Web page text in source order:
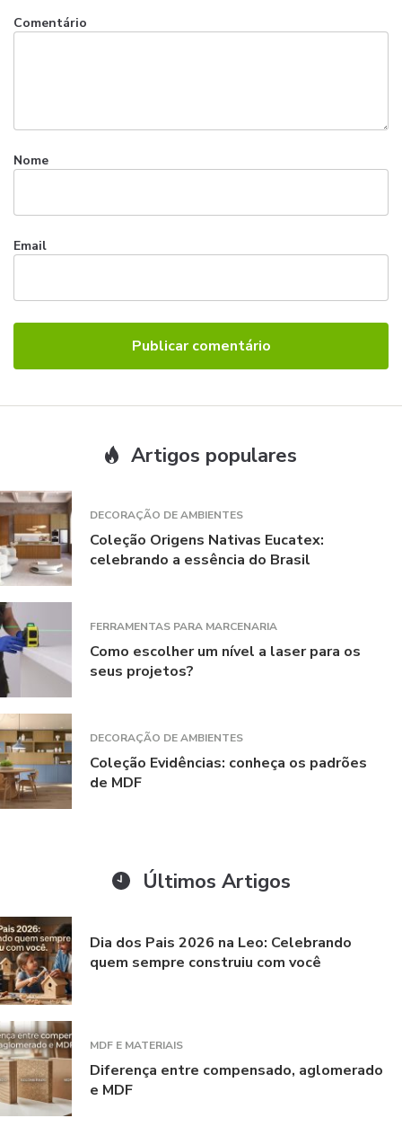
Nome
Email
Comentário
Artigos populares
DECORAÇÃO DE AMBIENTES
Coleção Origens Nativas Eucatex:
celebrando a essência do Brasil
FERRAMENTAS PARA MARCENARIA
Como escolher um nível a laser para os
seus projetos?
DECORAÇÃO DE AMBIENTES
Coleção Evidências: conheça os padrões
de MDF
Últimos Artigos
Dia dos Pais 2026 na Leo: Celebrando
quem sempre construiu com você
MDF E MATERIAIS
Diferença entre compensado, aglomerado
e MDF